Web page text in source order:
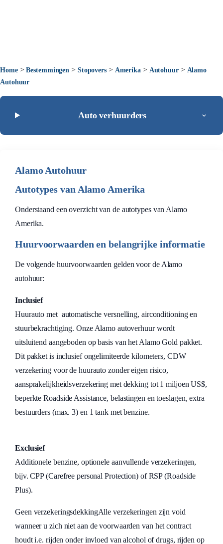
Home>Bestemmingen > Stopovers> Amerika> Autohuur> Alamo
Autohuur
Auto verhuurders
Alamo Autohuur
Autotypes van Alamo Amerika
Onderstaand een overzicht van de autotypes van Alamo
Amerika.
Huurvoorwaarden en belangrijke informatie
De volgende huurvoorwaarden gelden voor de Alamo
autohuur:
Inclusief
Huurauto met automatische versnelling, airconditioning en
stuurbekrachtiging. Onze Alamo autoverhuur wordt
uitsluitend aangeboden op basis van het Alamo Gold pakket.
Dit pakket is inclusief ongelimiteerde kilometers, CDW
verzekering voor de huurauto zonder eigen risico,
aansprakelijkheidsverzekering met dekking tot 1 miljoen US$,
beperkte Roadside Assistance, belastingen en toeslagen, extra
bestuurders (max. 3) en 1 tank met benzine.
Exclusief
Additionele benzine, optionele aanvullende verzekeringen,
bijv. CPP (Carefree personal Protection) of RSP (Roadside
Plus).
Geen verzekeringsdekkingAlle verzekeringen zijn void
wanneer u zich niet aan de voorwaarden van het contract
houdt i.e. rijden onder invloed van alcohol of drugs, rijden op